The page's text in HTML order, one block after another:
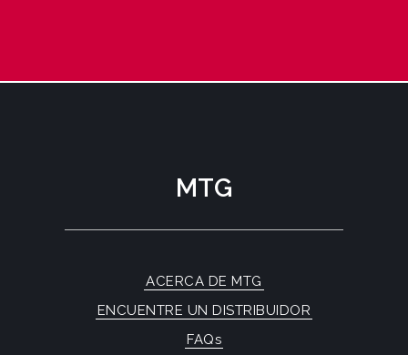
MTG
ACERCA DE MTG
ENCUENTRE UN DISTRIBUIDOR
FAQs